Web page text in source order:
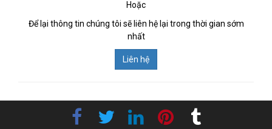
Hoặc
Để lại thông tin chúng tôi sẽ liên hệ lại trong thời gian sớm
nhất
Liên hệ